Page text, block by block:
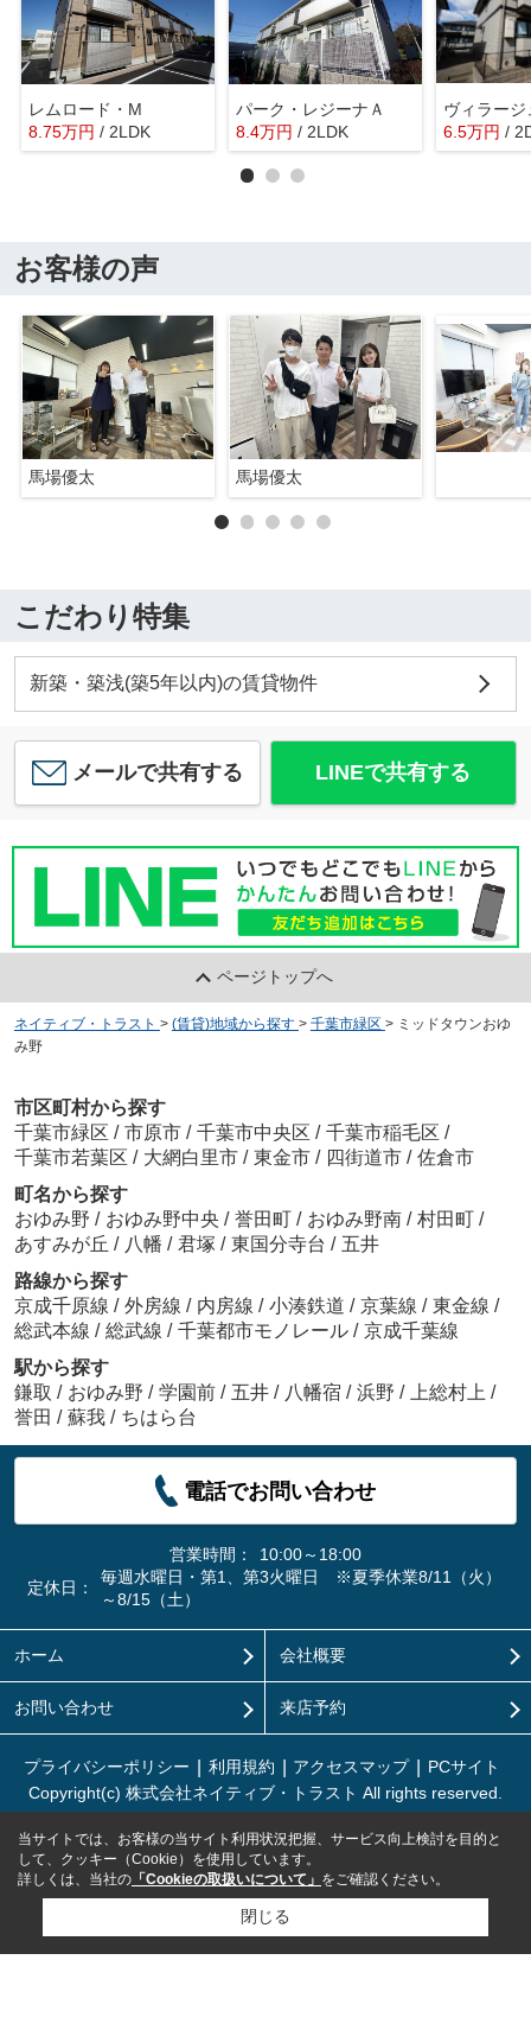
レムロード・M
8.75万円 / 2LDK
パーク・レジーナＡ
8.4万円 / 2LDK
ヴィラージ
6.5万円 /
お客様の声
馬場優太 馬場優太
こだわり特集
新築・築浅(築5年以内)の賃貸物件
メールで共有する LINEで共有する
ページトップへ
ネイティブ・トラスト > (賃貸)地域から探す > 千葉市緑区 > ミッドタウンおゆ
み野
市区町村から探す
千葉市緑区 / 市原市 / 千葉市中央区 / 千葉市稲毛区 /
千葉市若葉区 / 大網白里市 / 東金市 / 四街道市 / 佐倉市
町名から探す
おゆみ野 / おゆみ野中央 / 誉田町 / おゆみ野南 / 村田町 /
あすみが丘 / 八幡 / 君塚 / 東国分寺台 / 五井
路線から探す
京成千原線 / 外房線 / 内房線 / 小湊鉄道 / 京葉線 / 東金線 /
総武本線 / 総武線 / 千葉都市モノレール / 京成千葉線
駅から探す
鎌取 / おゆみ野 / 学園前 / 五井 / 八幡宿 / 浜野 / 上総村上 /
誉田 / 蘇我 / ちはら台
電話でお問い合わせ
営業時間：
10:00～18:00
定休日：
毎週水曜日・第1、第3火曜日 ※夏季休業8/11（火）
～8/15（土）
ホーム 会社概要
お問い合わせ 来店予約
プライバシーポリシー 利用規約 アクセスマップ
PCサイト
Copyright(c) 株式会社ネイティブ・トラスト All rights reserved.
当サイトでは、お客様の当サイト利用状況把握、サービス向上検討を目的と
して、クッキー（Cookie）を使用しています。
詳しくは、当社の 「Cookieの取扱いについて」 をご確認ください。
閉じる